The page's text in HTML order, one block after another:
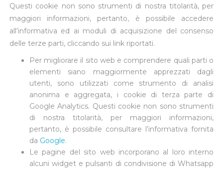
Questi cookie non sono strumenti di nostra titolarità, per
maggiori informazioni, pertanto, è possibile accedere
all’informativa ed ai moduli di acquisizione del consenso
delle terze parti, cliccando sui link riportati.
Per migliorare il sito web e comprendere quali parti o
elementi siano maggiormente apprezzati dagli
utenti, sono utilizzati come strumento di analisi
anonima e aggregata, i cookie di terza parte di
Google Analytics. Questi cookie non sono strumenti
di nostra titolarità, per maggiori informazioni,
pertanto, è possibile consultare l’informativa fornita
da Google.
Le pagine del sito web incorporano al loro interno
alcuni widget e pulsanti di condivisione di Whatsapp